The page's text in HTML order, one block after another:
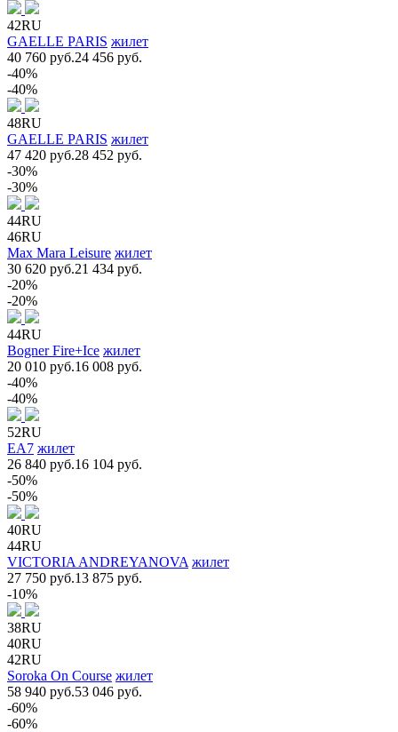
42RU
GAELLE PARIS жилет
40 760 руб.24 456 руб.
-40%
-40%
48RU
GAELLE PARIS жилет
47 420 руб.28 452 руб.
-30%
-30%
44RU
46RU
Max Mara Leisure жилет
30 620 руб.21 434 руб.
-20%
-20%
44RU
Bogner Fire+Ice жилет
20 010 руб.16 008 руб.
-40%
-40%
52RU
EA7 жилет
26 840 руб.16 104 руб.
-50%
-50%
40RU
44RU
VICTORIA ANDREYANOVA жилет
27 750 руб.13 875 руб.
-10%
38RU
40RU
42RU
Soroka On Course жилет
58 940 руб.53 046 руб.
-60%
-60%